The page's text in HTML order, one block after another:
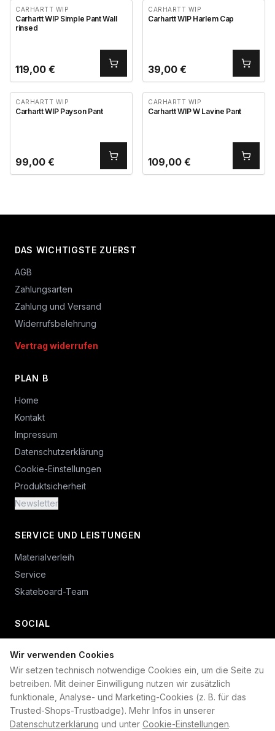
Wir verwenden Cookies
Wir setzen technisch notwendige Cookies ein, um die Seite zu
betreiben. Mit deiner Einwilligung nutzen wir zusätzlich
funktionale, Analyse- und Marketing-Cookies (z. B. für das
Trusted-Shops-Trustbadge). Mehr Infos in unserer
Datenschutzerklärung und unter Cookie-Einstellungen.
CARHARTT WIP
Carhartt WIP Simple Pant Wall
rinsed
119,00 €
CARHARTT WIP
Carhartt WIP Harlem Cap
39,00 €
CARHARTT WIP
Carhartt WIP Payson Pant
99,00 €
CARHARTT WIP
Carhartt WIP W Lavine Pant
109,00 €
DAS WICHTIGSTE ZUERST
AGB
Zahlungsarten
Zahlung und Versand
Widerrufsbelehrung
Vertrag widerrufen
PLAN B
Home
Kontakt
Impressum
Datenschutzerklärung
Cookie-Einstellungen
Produktsicherheit
Newsletter
SERVICE UND LEISTUNGEN
Materialverleih
Service
Skateboard-Team
SOCIAL
+49 234 687 00 38
shop@plan-b-funsport.de
Sichere Zahlung mit: